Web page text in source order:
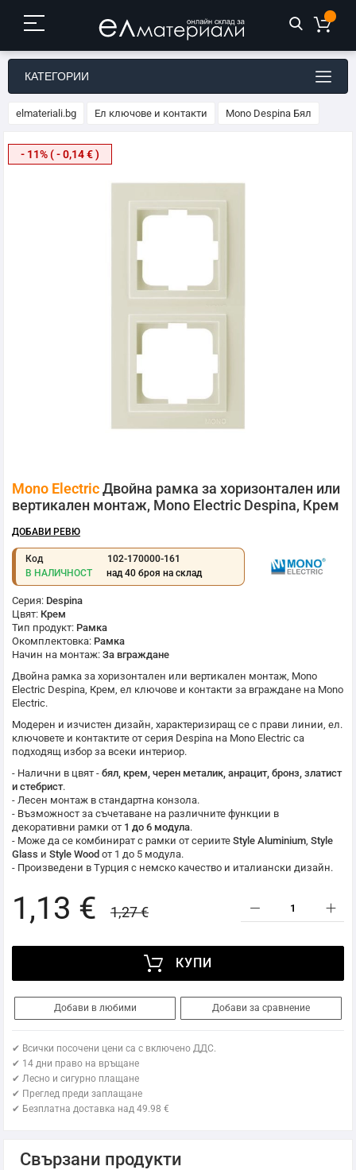
КАТЕГОРИИ
elmateriali.bg Ел ключове и контакти Mono Despina Бял
Преминете
към
- 11% ( - 0,14 € )
към
началото
галерия
снимки
Mono ElectricДвойна рамка за хоризонтален или
вертикален монтаж, Mono Electric Despina, Крем
ДОБАВИ РЕВЮ
Код
102-170000-161
В НАЛИЧНОСТ
над 40 броя на склад
Серия: Despina
Цвят: Крем
Тип продукт: Рамка
Окомплектовка: Рамка
Начин на монтаж: За вграждане
Двойна рамка за хоризонтален или вертикален монтаж, Mono
Electric Despina, Крем, ел ключове и контакти за вграждане на Mono
Electric.
Модерен и изчистен дизайн, характеризиращ се с прави линии, ел.
ключовете и контактите от серия Despina на Mono Electric са
подходящ избор за всеки интериор.
- Налични в цвят - бял, крем, черен металик, анрацит, бронз, златист
и стебрист.
- Лесен монтаж в стандартна конзола.
- Възможност за съчетаване на различните функции в
декоративни рамки от 1 до 6 модула.
- Може да се комбинират с рамки от сериите Style Aluminium, Style
Glass и Style Wood от 1 до 5 модула.
- Произведени в Турция с немско качество и италиански дизайн.
1,13 € 1,27 €
КУПИ
Добави в любими Добави за сравнение
✔ Всички посочени цени са с включено ДДС.
✔ 14 дни право на връщане
✔ Лесно и сигурно плащане
✔ Преглед преди заплащане
✔ Безплатна доставка над 49.98 €
Свързани продукти